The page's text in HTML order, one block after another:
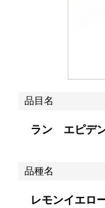
品目名
ラン エピデ
品種名
レモンイエロ